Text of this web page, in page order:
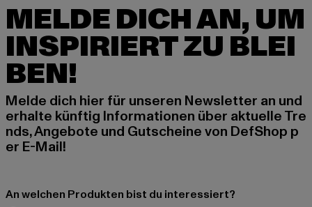
MELDE DICH AN, UM
INSPIRIERT ZU BLEI
BEN!
Melde dich hier für unseren Newsletter an und
erhalte künftig Informationen über aktuelle Tre
nds, Angebote und Gutscheine von DefShop p
er E-Mail!
An welchen Produkten bist du interessiert?